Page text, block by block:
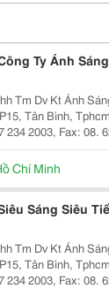
Ty Ánh
Dv Kt Ánh Sáng Vàng Đc:
Bình, Tphcm Đt: 08 6276 2689,
2003, Fax: 08. 6296
Công Ty Ánh Sáng Vàng
Chí Minh
Sáng Siêu
Dv Kt Ánh Sáng Vàng Đc:
Bình, Tphcm Đt: 08 6276 2689,
2003, Fax: 08. 6296